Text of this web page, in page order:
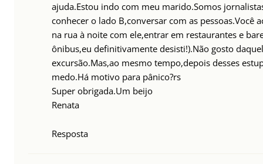
ajuda.Estou indo com meu marido.Somos
conhecer o lado B,conversar com as pessoas.Você
na rua à noite com ele,entrar em restaurantes e
ônibus,eu definitivamente desisti!).Não gosto
excursão.Mas,ao mesmo tempo,depois desses
medo.Há motivo para pânico?rs
Super obrigada.Um beijo
Renata
Resposta